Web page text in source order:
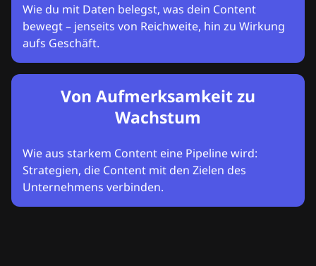
Wie du mit Daten belegst, was dein Content
bewegt – jenseits von Reichweite, hin zu Wirkung
aufs Geschäft.
Von Aufmerksamkeit zu
Wachstum
Wie aus starkem Content eine Pipeline wird:
Strategien, die Content mit den Zielen des
Unternehmens verbinden.